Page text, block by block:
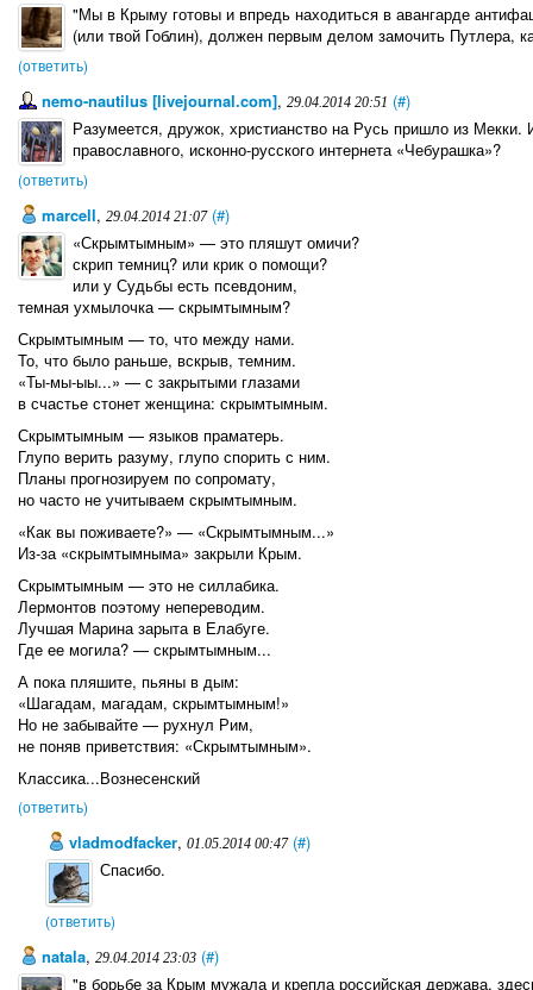
"Мы в Крыму готовы и впредь находиться в авангарде
(или твой Гоблин), должен первым делом замочить Путлера,
(ответить)
nemo-nautilus [livejournal.com], 29.04.2014 20:51 (#)
Разумеется, дружок, христианство на Русь пришло из
православного, исконно-русского интернета «Чебурашка»?
(ответить)
marcell, 29.04.2014 21:07 (#)
«Скрымтымным» — это пляшут омичи?
скрип темниц? или крик о помощи?
или у Судьбы есть псевдоним,
темная ухмылочка — скрымтымным?
Скрымтымным — то, что между нами.
То, что было раньше, вскрыв, темним.
«Ты-мы-ыы...» — с закрытыми глазами
в счастье стонет женщина: скрымтымным.
Скрымтымным — языков праматерь.
Глупо верить разуму, глупо спорить с ним.
Планы прогнозируем по сопромату,
но часто не учитываем скрымтымным.
«Как вы поживаете?» — «Скрымтымным...»
Из-за «скрымтымныма» закрыли Крым.
Скрымтымным — это не силлабика.
Лермонтов поэтому непереводим.
Лучшая Марина зарыта в Елабуге.
Где ее могила? — скрымтымным...
А пока пляшите, пьяны в дым:
«Шагадам, магадам, скрымтымным!»
Но не забывайте — рухнул Рим,
не поняв приветствия: «Скрымтымным».
Классика...Вознесенский
(ответить)
vladmodfacker, 01.05.2014 00:47 (#)
Спасибо.
(ответить)
natala, 29.04.2014 23:03 (#)
"в борьбе за Крым мужала и крепла российская держава,